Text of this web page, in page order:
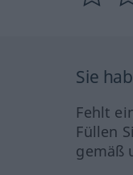
Sie
Fehlt
Füllen
gemäß